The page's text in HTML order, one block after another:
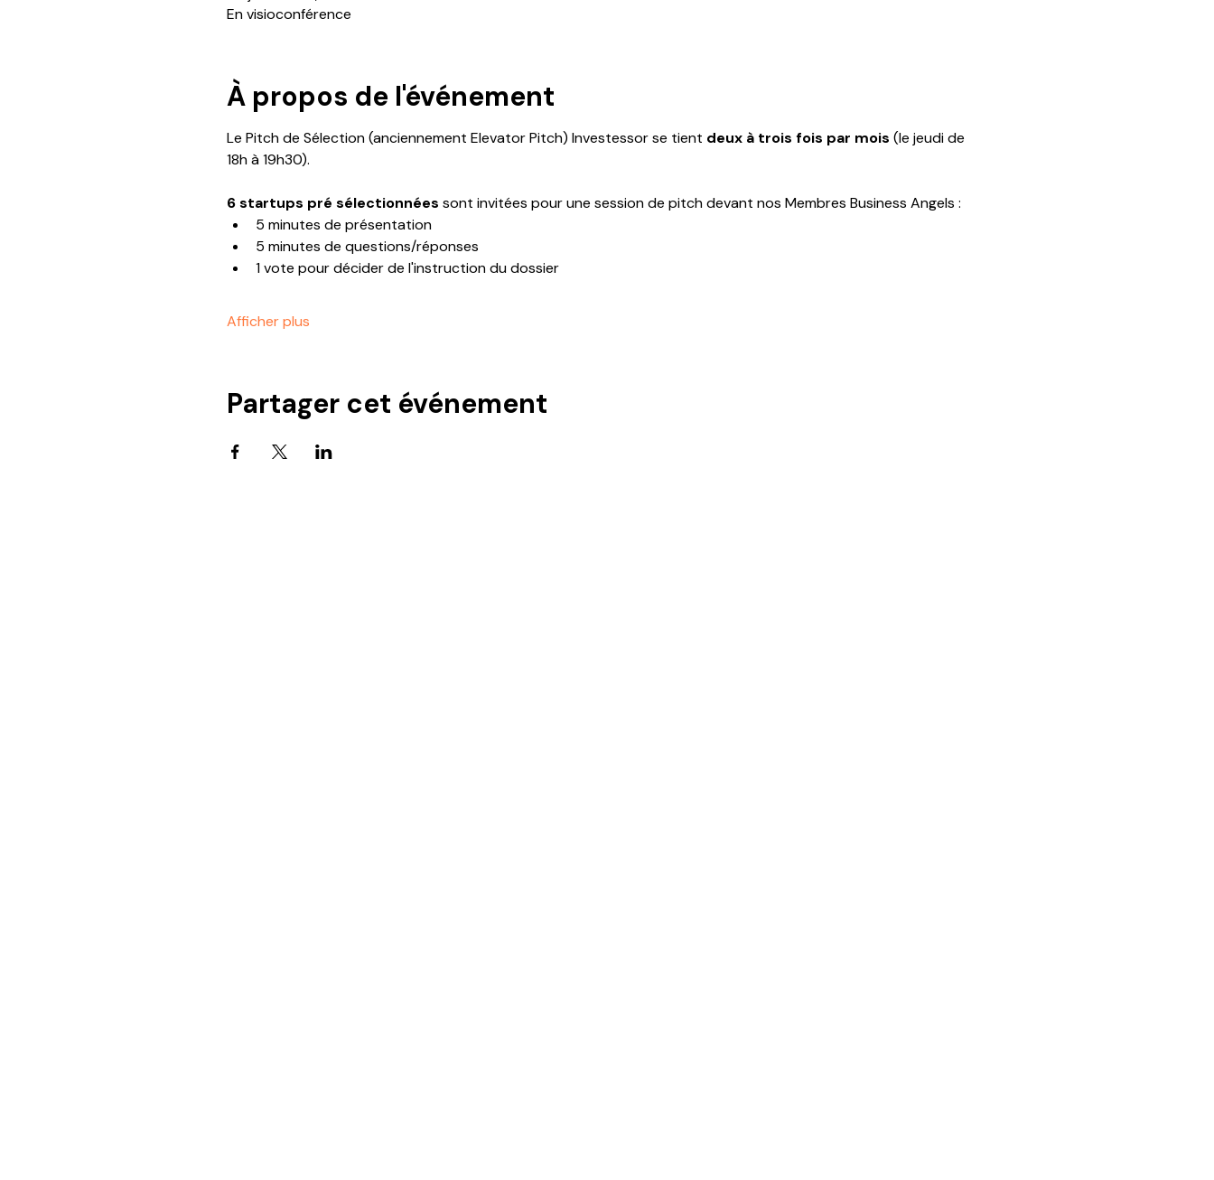
En visioconférence
À propos de l'événement
Le Pitch de Sélection (anciennement Elevator Pitch) Investessor se tient deux à trois fois par mois (le jeudi de
18h à 19h30).
6 startups pré sélectionnées sont invitées pour une session de pitch devant nos Membres Business Angels :
5 minutes de présentation
5 minutes de questions/réponses
1 vote pour décider de l'instruction du dossier
Afficher plus
Partager cet événement